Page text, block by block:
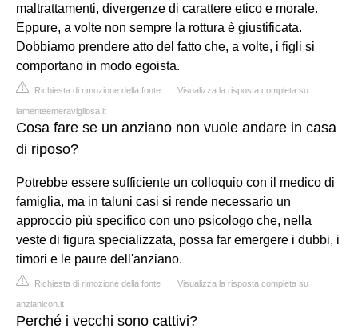
maltrattamenti, divergenze di carattere etico e morale.
Eppure, a volte non sempre la rottura è giustificata.
Dobbiamo prendere atto del fatto che, a volte, i figli si
comportano in modo egoista.
Richiesta di rimozione della fonte | Visualizza la risposta completa su
lamenteemeravigliosa.it
Cosa fare se un anziano non vuole andare in casa
di riposo?
Potrebbe essere sufficiente un colloquio con il medico di
famiglia, ma in taluni casi si rende necessario un
approccio più specifico con uno psicologo che, nella
veste di figura specializzata, possa far emergere i dubbi, i
timori e le paure dell'anziano.
Richiesta di rimozione della fonte | Visualizza la risposta completa su
anzianicon.it
Perché i vecchi sono cattivi?